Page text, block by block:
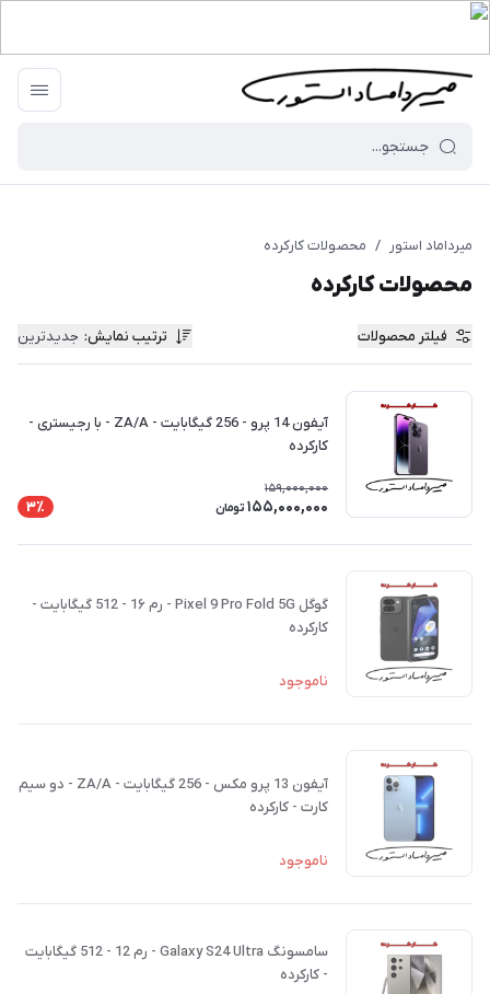
میرداماد استور / محصولات کارکرده
محصولات کارکرده
فیلتر محصولات ترتیب نمایش: جدیدترین
آیفون 14 پرو - 256 گیگابایت - ZA/A - با رجیستری -
کارکرده
159,000,000
155,000,000 تومان 3٪
گوگل Pixel 9 Pro Fold 5G - رم 1۶ - 512 گیگابایت -
کارکرده
ناموجود
آیفون 13 پرو مکس - 256 گیگابایت - ZA/A - دو سیم
کارت - کارکرده
ناموجود
سامسونگ Galaxy S24 Ultra - رم 12 - 512 گیگابایت
- کارکرده